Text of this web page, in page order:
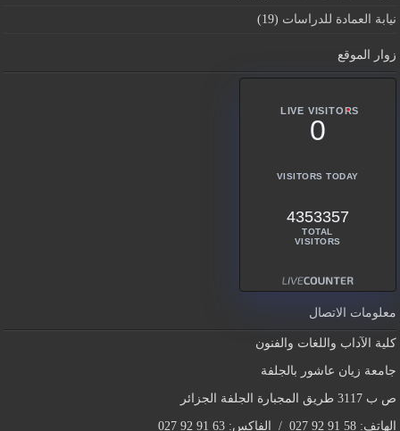
نيابة العمادة للدراسات (19)
زوار الموقع
LIVE VISITORS
0
VISITORS TODAY
4353357
TOTAL
VISITORS
معلومات الاتصال
كلية الآداب واللغات والفنون
جامعة زيان عاشور بالجلفة
ص ب 3117 طريق المجبارة الجلفة الجزائر
الهاتف: 58 91 92 027 / الفاكس: 63 91 92 027